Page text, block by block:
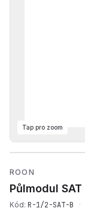
Tap pro zoom
ROON
Půlmodul SAT
Kód: R-1/2-SAT-B ·